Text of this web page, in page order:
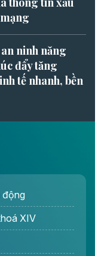
ninh năng
đẩy tăng
tế nhanh, bền
động
XIV